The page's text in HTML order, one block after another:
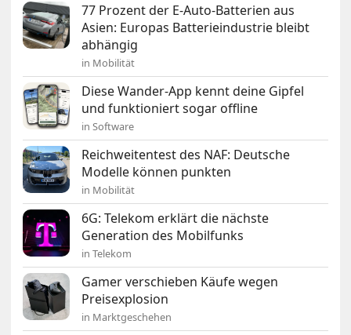
77 Prozent der E-Auto-Batterien aus
Asien: Europas Batterieindustrie bleibt
abhängig
in Mobilität
Diese Wander-App kennt deine Gipfel
und funktioniert sogar offline
in Software
Reichweitentest des NAF: Deutsche
Modelle können punkten
in Mobilität
6G: Telekom erklärt die nächste
Generation des Mobilfunks
in Telekom
Gamer verschieben Käufe wegen
Preisexplosion
in Marktgeschehen